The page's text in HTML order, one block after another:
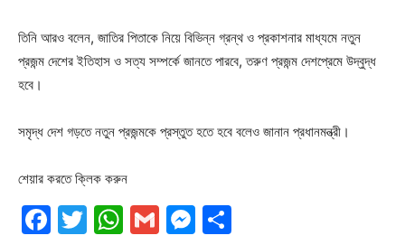
তিনি আরও বলেন, জাতির পিতাকে নিয়ে বিভিন্ন গ্রন্থ ও প্রকাশনার মাধ্যমে নতুন
প্রজন্ম দেশের ইতিহাস ও সত্য সম্পর্কে জানতে পারবে, তরুণ প্রজন্ম দেশপ্রেমে উদ্বুদ্ধ
হবে।
সমৃদ্ধ দেশ গড়তে নতুন প্রজন্মকে প্রস্তুত হতে হবে বলেও জানান প্রধানমন্ত্রী।
শেয়ার করতে ক্লিক করুন
Facebook
Twitter
WhatsApp
GmailMessenger